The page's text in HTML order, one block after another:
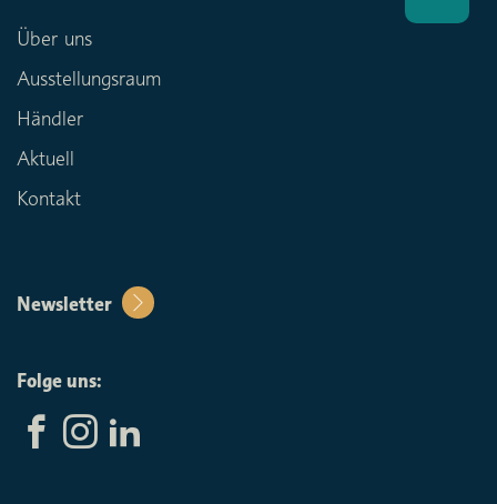
Über uns
Ausstellungsraum
Händler
Aktuell
Kontakt
Newsletter
Folge uns: